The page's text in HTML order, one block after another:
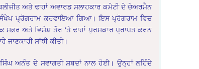
ਅਤੇ ਢਾਹਾਂ ਅਵਾਰਡ ਸਲਾਹਕਾਰ ਕਮੇਟੀ ਦੇ ਚੇਅਰਮੈਨ
ਪ੍ਰੋਗਰਾਮ ਕਰਵਾਇਆ ਗਿਆ। ਇਸ ਪ੍ਰੋਗਰਾਮ ਵਿਚ
ਸਫ਼ਰ ਅਤੇ ਵਿਸ਼ੇਸ਼ ਤੌਰ ‘ਤੇ ਢਾਹਾਂ ਪੁਰਸਕਾਰ ਪ੍ਰਾਪਤ ਕਰਨ
ਸਾਂਝੀ ਕੀਤੀ।
ਅਨੰਤ ਦੇ ਸਵਾਗਤੀ ਸ਼ਬਦਾਂ ਨਾਲ ਹੋਈ। ਉਨ੍ਹਾਂ ਲਹਿੰਦੇ